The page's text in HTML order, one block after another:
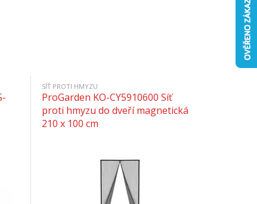
SÍŤ PROTI HMYZU
ProGarden KO-CY5910600 Síť
proti hmyzu do dveří magnetická
210 x 100 cm